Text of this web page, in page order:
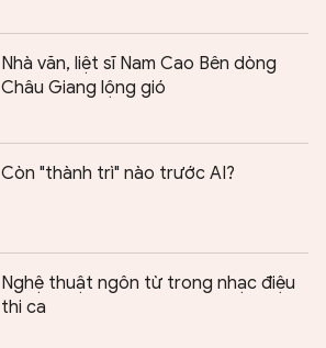
Nhà văn, liệt sĩ Nam Cao Bên dòng
Châu Giang lộng gió
Còn "thành trì" nào trước AI?
Nghệ thuật ngôn từ trong nhạc điệu
thi ca